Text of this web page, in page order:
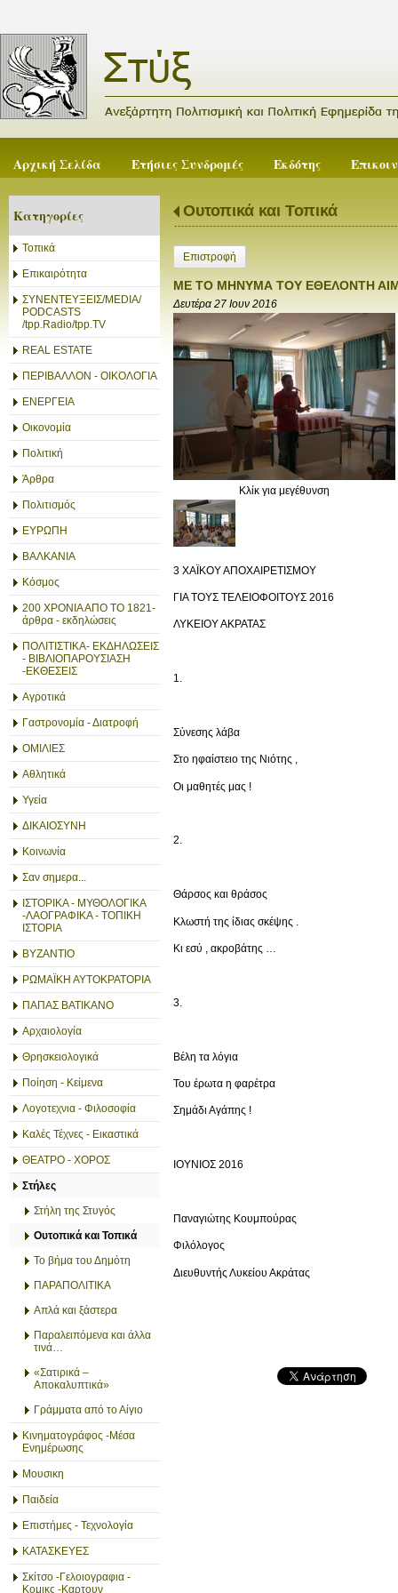
Αρχική Σελίδα Ετήσιες Συνδρομές Εκδότης
Κατηγορίες
Τοπικά
Επικαιρότητα
ΣΥΝΕΝΤΕΥΞΕΙΣ/MEDIA/
PODCASTS
/tpp.Radio/tpp.TV
REAL ESTATE
ΠΕΡΙΒΑΛΛΟΝ - ΟΙΚΟΛΟΓΙΑ
ΕΝΕΡΓΕΙΑ
Οικονομία
Πολιτική
Άρθρα
Πολιτισμός
ΕΥΡΩΠΗ
ΒΑΛΚΑΝΙΑ
Κόσμος
200 ΧΡΟΝΙΑ ΑΠΟ ΤΟ 1821-
άρθρα - εκδηλώσεις
ΠΟΛΙΤΙΣΤΙΚΑ- ΕΚΔΗΛΩΣΕΙΣ
- ΒΙΒΛΙΟΠΑΡΟΥΣΙΑΣΗ
-ΕΚΘΕΣΕΙΣ
Αγροτικά
Γαστρονομία - Διατροφή
ΟΜΙΛΙΕΣ
Αθλητικά
Υγεία
ΔΙΚΑΙΟΣΥΝΗ
Κοινωνία
Σαν σημερα...
ΙΣΤΟΡΙΚΑ - ΜΥΘΟΛΟΓΙΚΑ
-ΛΑΟΓΡΑΦΙΚΑ - ΤΟΠΙΚΗ
ΙΣΤΟΡΙΑ
ΒΥΖΑΝΤΙΟ
ΡΩΜΑΪΚΗ ΑΥΤΟΚΡΑΤΟΡΙΑ
ΠΑΠΑΣ ΒΑΤΙΚΑΝΟ
Αρχαιολογία
Θρησκειολογικά
Ποίηση - Κείμενα
Λογοτεχνια - Φιλοσοφία
Καλές Τέχνες - Εικαστικά
ΘΕΑΤΡΟ - ΧΟΡΟΣ
Στήλες
Στήλη της Στυγός
Ουτοπικά και Τοπικά
Το βήμα του Δημότη
ΠΑΡΑΠΟΛΙΤΙΚΑ
Απλά και ξάστερα
Παραλειπόμενα και άλλα
τινά…
«Σατιρικά –
Αποκαλυπτικά»
Γράμματα από το Αίγιο
Κινηματογράφος -Μέσα
Ενημέρωσης
Μουσικη
Παιδεία
Επιστήμες - Τεχνολογία
ΚΑΤΑΣΚΕΥΕΣ
Σκίτσο -Γελοιογραφια -
Κομικς -Καρτουν
Ουτοπικά και Τοπικά
Επιστροφή
ΜΕ ΤΟ ΜΗΝΥΜΑ ΤΟΥ ΕΘΕΛΟΝΤΗ
Δευτέρα 27 Ιουν 2016
Κλίκ για μεγέθυνση
3 ΧΑΪΚΟΥ ΑΠΟΧΑΙΡΕΤΙΣΜΟΥ
ΓΙΑ ΤΟΥΣ ΤΕΛΕΙΟΦΟΙΤΟΥΣ 2016
ΛΥΚΕΙΟΥ ΑΚΡΑΤΑΣ
1.
Σύνεσης λάβα
Στο ηφαίστειο της Νιότης ,
Οι μαθητές μας !
2.
Θάρσος και θράσος
Κλωστή της ίδιας σκέψης .
Κι εσύ , ακροβάτης …
3.
Βέλη τα λόγια
Του έρωτα η φαρέτρα
Σημάδι Αγάπης !
ΙΟΥΝΙΟΣ 2016
Παναγιώτης Κουμπούρας
Φιλόλογος
Διευθυντής Λυκείου Ακράτας